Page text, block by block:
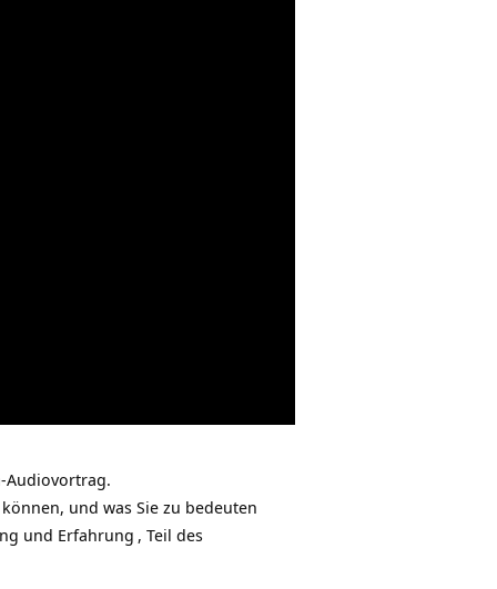
Audiovortrag.
und was Sie zu bedeuten
und Erfahrung , Teil des